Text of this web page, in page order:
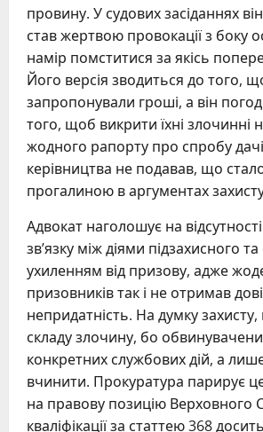
провину. У судових засіданнях
став жертвою провокації з боку
намір помститися за якісь
Його версія зводиться до того,
запропонували гроші, а він
того, щоб викрити їхні злочинні
жодного рапорту про спробу
керівництва не подавав, що
прогалиною в аргументах
Адвокат наголошує на
зв’язку між діями підзахисного
ухиленням від призову, адже
призовників так і не отримав
непридатність. На думку захисту,
складу злочину, бо
конкретних службових дій, а
вчинити. Прокуратура парирує
на правову позицію Верховного
кваліфікації за статтею 368